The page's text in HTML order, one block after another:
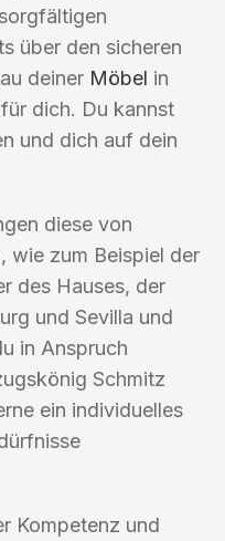
über den sicheren
deiner Möbel in
dich. Du kannst
und dich auf dein
diese von
wie zum Beispiel der
des Hauses, der
und Sevilla und
in Anspruch
Schmitz
ein individuelles
Kompetenz und